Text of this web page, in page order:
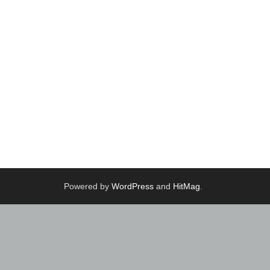
Powered by WordPress and HitMag